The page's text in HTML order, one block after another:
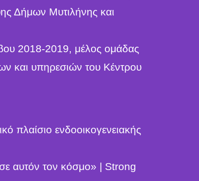
Δήμων Μυτιλήνης και
2018-2019, μέλος ομάδας
και υπηρεσιών του Κέντρου
πλαίσιο ενδοοικογενειακής
αυτόν τον κόσμο» | Strong